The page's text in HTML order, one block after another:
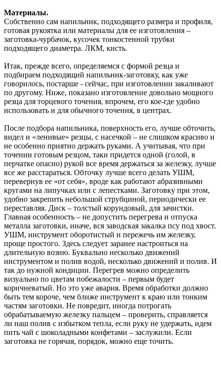
Материалы.
Собственно сам напильник, подходящего размера и профиля,
готовая рукоятка или материалы для ее изготовления –
заготовка-чурбачок, кусочек тонкостенной трубки
подходящего диаметра. ЛКМ, кисть.
Итак, прежде всего, определяемся с формой резца и
подбираем подходящий напильник-заготовку, как уже
говорилось, постарше - сейчас, при изготовлении закаливают
по другому. Ниже, показано изготовление довольно мощного
резца для торцевого точения, впрочем, его кое-где удобно
использовать и для обычного точения, в центрах.
После подбора напильника, поверхность его, лучше обточить,
видел и «ленивые» резцы, с насечкой – не слишком красиво и
не особенно приятно держать руками. А учитывая, что при
точении готовым резцом, таки придется одной (голой, в
перчатке опасно) рукой все время держаться за железку, лучше
все же расстараться. Обточку лучше всего делать УШМ,
перевернув ее «от себя», вроде как работают абразивными
кругами на липучках или с лепестками. Заготовку при этом,
удобно закрепить небольшой струбциной, периодически ее
переставляя. Диск – толстый корундовый, для зачистки.
Главная особенность – не допустить перегрева и отпуска
металла заготовки, иначе, вся заводская закалка псу под хвост.
УШМ, инструмент оборотистый и пережечь им железку,
проще простого. Здесь следует заранее настроиться на
длительную возню. Буквально несколько движений
инструментом и полив водой, несколько движений и полив. И
так до нужной кондиции. Перегрев можно определить
визуально по цветам побежалости – первым будет
коричневатый. Но это уже авария. Время обработки должно
быть тем короче, чем ближе инструмент к краю или тонким
частям заготовки. Не повредит, иногда потрогать
обрабатываемую железку пальцем – проверить, справляется
ли наш полив с избытком тепла, если руку не удержать, идем
пить чай с шоколадными конфетами – заслужили. Если
заготовка не горячая, порядок, можно еще точить.